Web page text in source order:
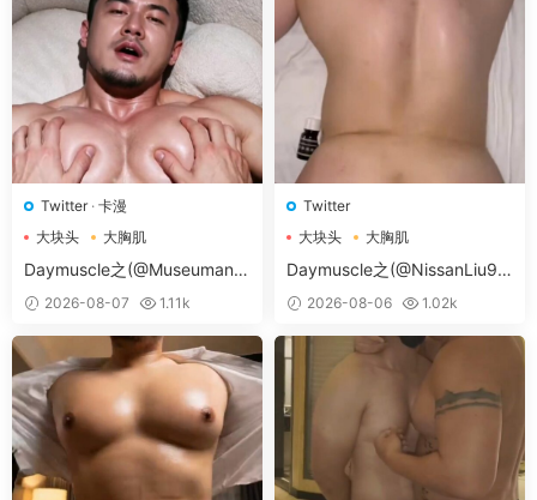
Twitter· 卡漫
大块头
大胸肌
大胸肌肉男
Daymuscle之(@Museumans-
@Museuman）
2026-08-07 1.11k
Twitter
大块头
大胸肌
大胸肌肉男
Daymuscle之(@NissanLiu98
-@Nissan98）
2026-08-06 1.02k